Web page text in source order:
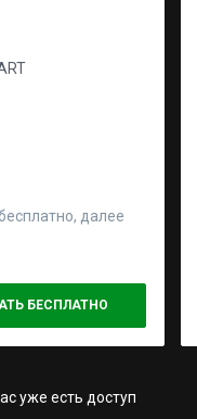
далее
БЕСПЛАТНО
уже есть доступ